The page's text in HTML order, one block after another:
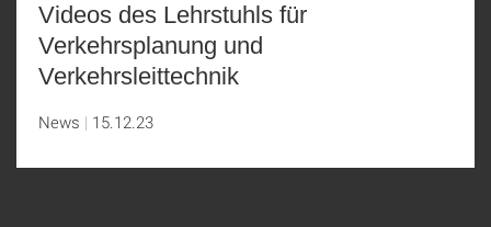
Videos des Lehrstuhls für
Verkehrsplanung und
Verkehrsleittechnik
News 15.12.23